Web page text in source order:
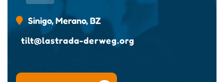
Sinigo, Merano, BZ
tilt@lastrada-derweg.org